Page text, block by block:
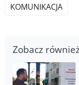
KOMUNIKACJA
Zobacz